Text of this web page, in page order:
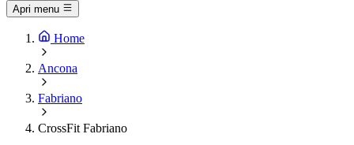
Apri menu
Home
Ancona
Fabriano
CrossFit Fabriano